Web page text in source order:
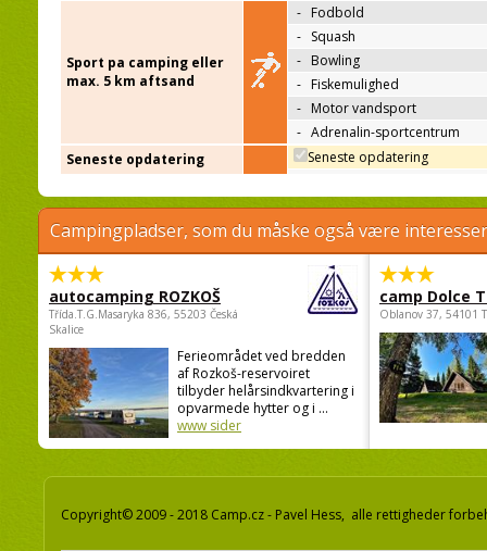
Sport pa camping eller
max. 5 km aftsand
- Fodbold
- Squash
- Bowling
- Fiskemulighed
- Motor vandsport
- Adrenalin-sportcentrum
Seneste opdatering
Seneste opdatering
Campingpladser, som du måske også være
autocamping ROZKOŠ
Třída.T.G.Masaryka 836, 55203 Česká
Skalice
Ferieområdet ved bredden
af Rozkoš-reservoiret
tilbyder helårsindkvartering i
opvarmede hytter og i ...
www sider
camp Dolce
Oblanov 37, 54101
Copyright© 2009 - 2018 Camp.cz - Pavel Hess, alle rettigheder